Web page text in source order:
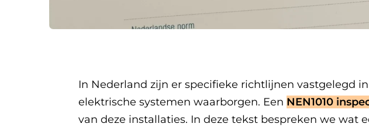
In Nederland zijn er specifieke richtlijnen vastgelegd
elektrische systemen waarborgen. Een NEN1010
van deze installaties. In deze tekst bespreken we wat